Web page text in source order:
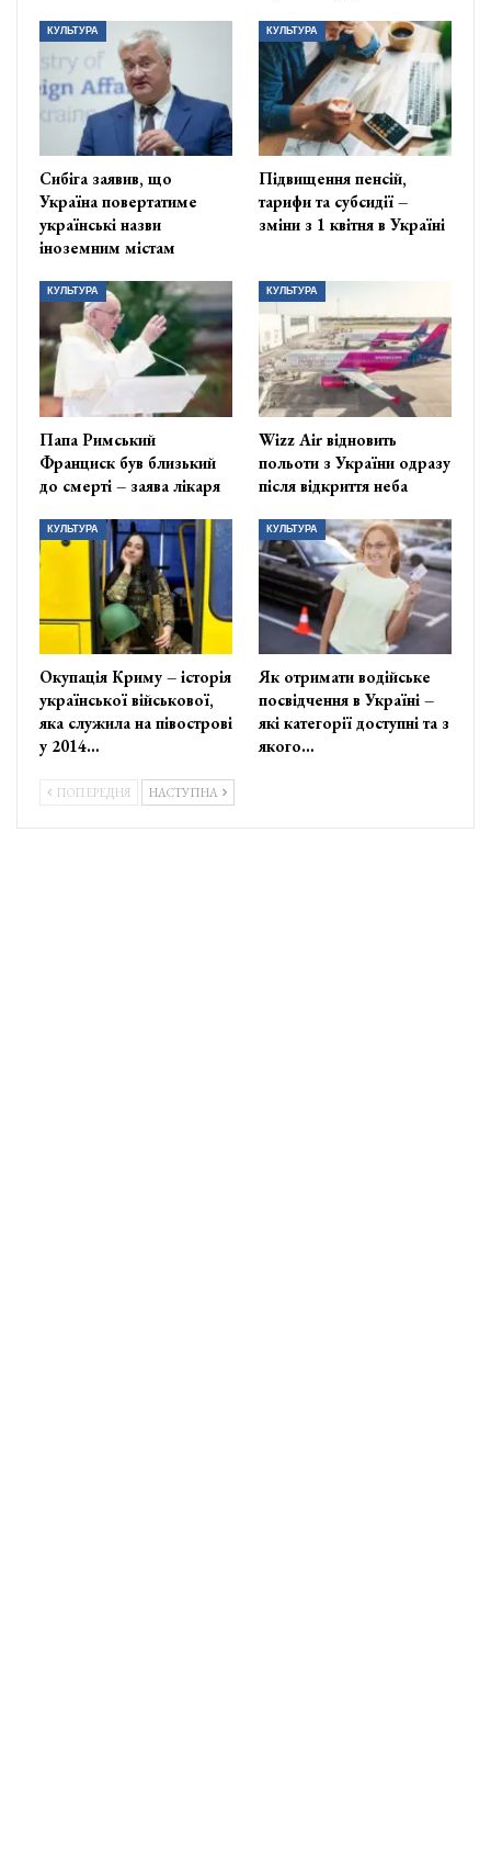
КУЛЬТУРА
Сибіга заявив, що
Україна повертатиме
українські назви
іноземним містам
КУЛЬТУРА
Підвищення пенсій,
тарифи та субсидії –
зміни з 1 квітня в Україні
КУЛЬТУРА
Папа Римський
Франциск був близький
до смерті – заява лікаря
КУЛЬТУРА
Wizz Air відновить
польоти з України одразу
після відкриття неба
КУЛЬТУРА
Окупація Криму – історія
української військової,
яка служила на півострові
у 2014…
КУЛЬТУРА
Як отримати водійське
посвідчення в Україні –
які категорії доступні та з
якого…
ПОПЕРЕДНЯ НАСТУПНА